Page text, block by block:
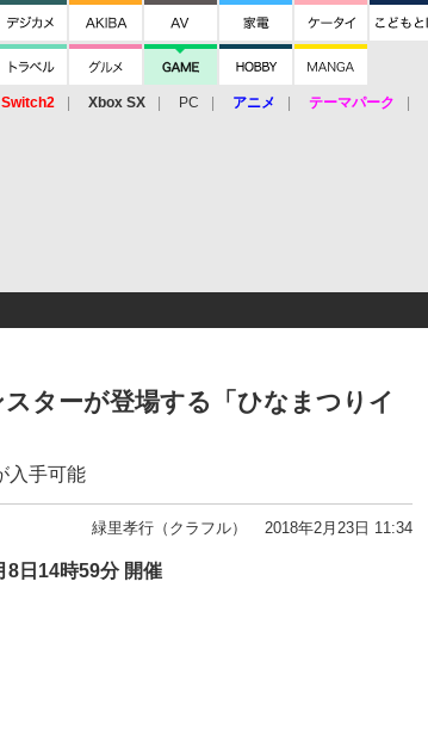
Switch2 Xbox SX PC アニメ テーマパーク
ターが登場する「ひなまつりイ
入手可能
緑里孝行（クラフル） 2018年2月23日 11:34
8日14時59分 開催